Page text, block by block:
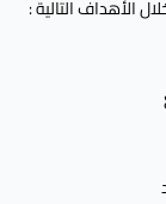
الأهداف التالية :